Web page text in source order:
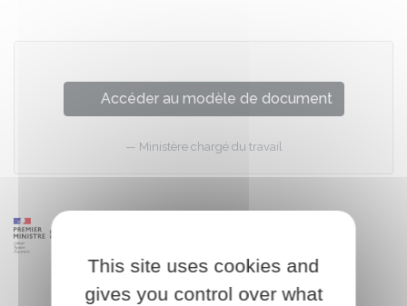
Accéder au modèle de document
Ministère chargé du travail
This site uses cookies and
gives you control over what